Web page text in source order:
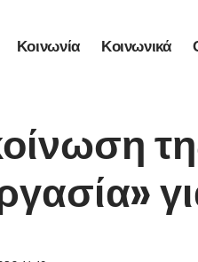
Κοινωνία Κοινωνικά